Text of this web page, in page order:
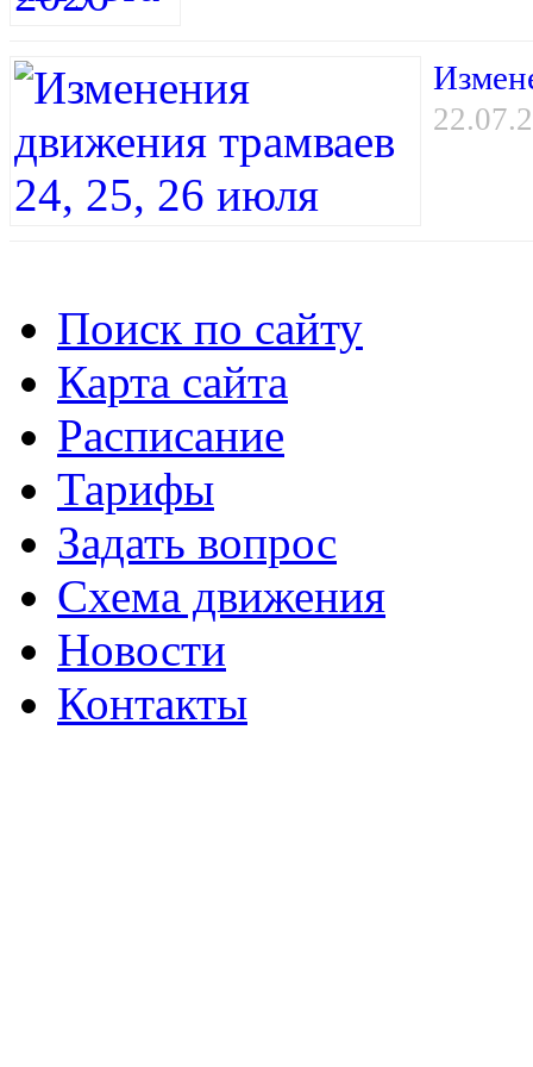
Поиск по сайту
Карта сайта
Расписание
Тарифы
Задать вопрос
Схема движения
Новости
Контакты